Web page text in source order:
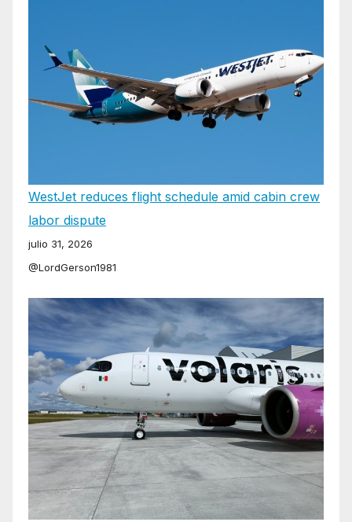
WestJet reduces flight schedule amid cabin crew
labor dispute
julio 31, 2026
@LordGerson1981